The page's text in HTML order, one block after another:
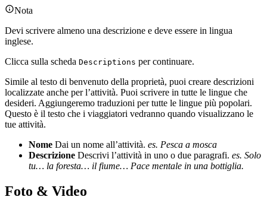
Nota
Devi scrivere almeno una descrizione e deve essere in lingua
inglese.
Clicca sulla scheda Descriptions per continuare.
Simile al testo di benvenuto della proprietà, puoi creare descrizioni
localizzate anche per l’attività. Puoi scrivere in tutte le lingue che
desideri. Aggiungeremo traduzioni per tutte le lingue più popolari.
Questo è il testo che i viaggiatori vedranno quando visualizzano le
tue attività.
Nome Dai un nome all’attività. es. Pesca a mosca
Descrizione Descrivi l’attività in uno o due paragrafi. es. Solo
tu… la foresta… il fiume… Pace mentale in una bottiglia.
Foto & Video